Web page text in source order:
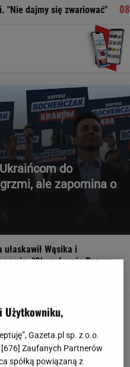
zwariować"
do
ale zapomina o
ułaskawił Wąsika i
nie. "Skazał mnie Pan na
się do
Aż trudno mi uwierzyć, o co
Użytkowniku,
Gazeta.pl sp. z o.o.
676] Zaufanych Partnerów
spółką powiązaną z